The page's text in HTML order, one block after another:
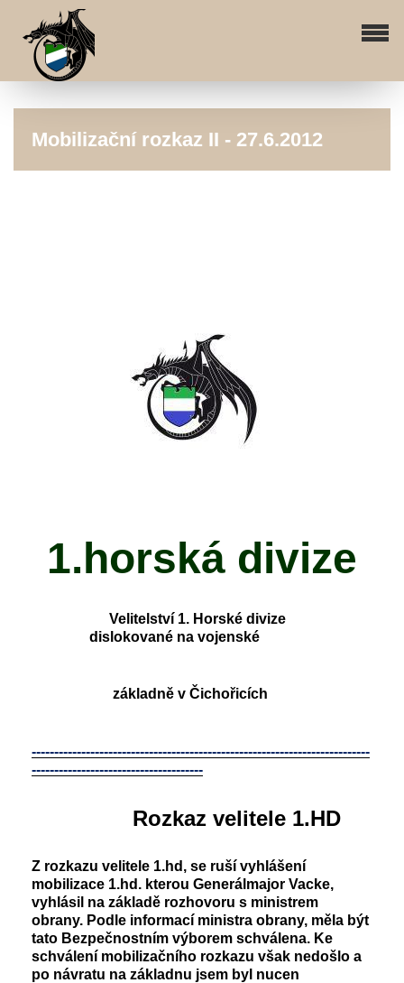
Mobilizační rozkaz II - 27.6.2012
1.horská divize
Velitelství 1. Horské divize
dislokované na vojenské
základně v Čichořicích
---------------------------------------------------------------------------
--------------------------------------
Rozkaz velitele 1.HD
Z rozkazu velitele 1.hd, se ruší vyhlášení
mobilizace 1.hd. kterou Generálmajor Vacke,
vyhlásil na základě rozhovoru s ministrem
obrany. Podle informací ministra obrany, měla být
tato Bezpečnostním výborem schválena. Ke
schválení mobilizačního rozkazu však nedošlo a
po návratu na základnu jsem byl nucen